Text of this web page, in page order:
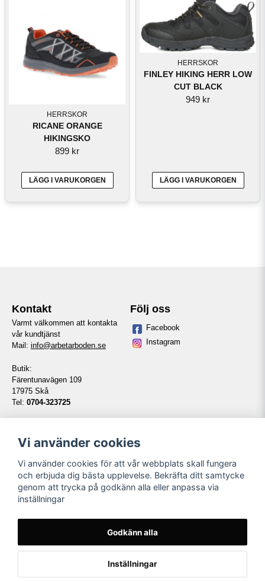
HERRSKOR
RICANE ORANGE
HIKINGSKO
899 kr
LÄGG I VARUKORGEN
HERRSKOR
FINLEY HIKING HERR LOW
CUT BLACK
949 kr
LÄGG I VARUKORGEN
Kontakt
Varmt välkommen att kontakta
vår kundtjänst
Mail: info@arbetarboden.se
Butik:
Färentunavägen 109
17975 Skå
Tel: 0704-323725
14:00-16:00
Följ oss
Facebook
Instagram
Information
Kontakt
Köpvillkor
Våra partners
Vi använder cookies
Vi använder cookies för att vår webbplats skall fungera
och erbjuda dig bästa upplevelse. Bekräfta ditt samtycke
genom att trycka på godkänn alla eller anpassa via
inställningar
Godkänn alla
Inställningar